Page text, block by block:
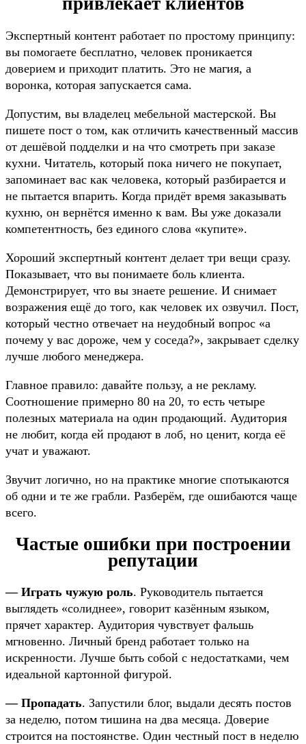
Экспертный контент работает по простому принципу:
вы помогаете бесплатно, человек проникается
доверием и приходит платить. Это не магия, а
воронка, которая запускается сама.
Допустим, вы владелец мебельной мастерской. Вы
пишете пост о том, как отличить качественный массив
от дешёвой подделки и на что смотреть при заказе
кухни. Читатель, который пока ничего не покупает,
запоминает вас как человека, который разбирается и
не пытается впарить. Когда придёт время заказывать
кухню, он вернётся именно к вам. Вы уже доказали
компетентность, без единого слова «купите».
Хороший экспертный контент делает три вещи сразу.
Показывает, что вы понимаете боль клиента.
Демонстрирует, что вы знаете решение. И снимает
возражения ещё до того, как человек их озвучил. Пост,
который честно отвечает на неудобный вопрос «а
почему у вас дороже, чем у соседа?», закрывает сделку
лучше любого менеджера.
Главное правило: давайте пользу, а не рекламу.
Соотношение примерно 80 на 20, то есть четыре
полезных материала на один продающий. Аудитория
не любит, когда ей продают в лоб, но ценит, когда её
учат и уважают.
Звучит логично, но на практике многие спотыкаются
об одни и те же грабли. Разберём, где ошибаются чаще
всего.
Частые ошибки при построении
репутации
— Играть чужую роль. Руководитель пытается
выглядеть «солиднее», говорит казённым языком,
прячет характер. Аудитория чувствует фальшь
мгновенно. Личный бренд работает только на
искренности. Лучше быть собой с недостатками, чем
идеальной картонной фигурой.
— Пропадать. Запустили блог, выдали десять постов
за неделю, потом тишина на два месяца. Доверие
строится на постоянстве. Один честный пост в неделю